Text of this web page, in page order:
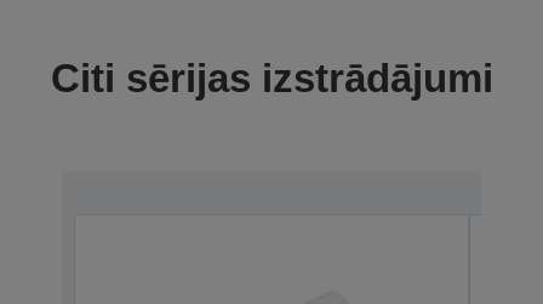
Citi sērijas izstrādājumi